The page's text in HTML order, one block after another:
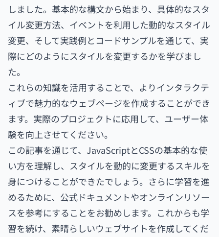
しました。基本的な構文から始まり、具体的なスタ
イル変更方法、イベントを利用した動的なスタイル
変更、そして実践例とコードサンプルを通じて、実
際にどのようにスタイルを変更するかを学びまし
た。
これらの知識を活用することで、よりインタラクテ
ィブで魅力的なウェブページを作成することができ
ます。実際のプロジェクトに応用して、ユーザー体
験を向上させてください。
この記事を通じて、JavaScriptとCSSの基本的な使
い方を理解し、スタイルを動的に変更するスキルを
身につけることができたでしょう。さらに学習を進
めるために、公式ドキュメントやオンラインリソー
スを参考にすることをお勧めします。これからも学
習を続け、素晴らしいウェブサイトを作成してくだ